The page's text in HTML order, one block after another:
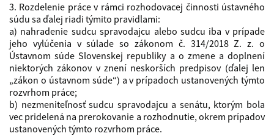
3. Rozdelenie práce v rámci rozhodovacej činnosti ústavného
súdu sa ďalej riadi týmito pravidlami:
a) nahradenie sudcu spravodajcu alebo sudcu iba v prípade
jeho vylúčenia v súlade so zákonom č. 314/2018 Z. z. o
Ústavnom súde Slovenskej republiky a o zmene a doplnení
niektorých zákonov v znení neskorších predpisov (ďalej len
„zákon o ústavnom súde“) a v prípadoch ustanovených týmto
rozvrhom práce;
b) nezmeniteľnosť sudcu spravodajcu a senátu, ktorým bola
vec pridelená na prerokovanie a rozhodnutie, okrem prípadov
ustanovených týmto rozvrhom práce.